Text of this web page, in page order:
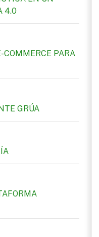
4.0
COMMERCE PARA
GRÚA